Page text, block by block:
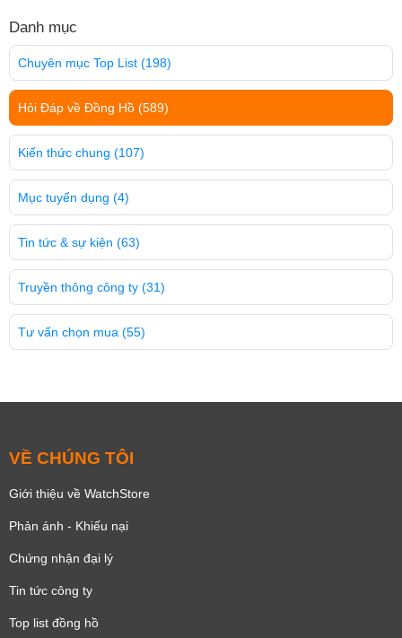
Danh mục
Chuyên mục Top List (198)
Hỏi Đáp về Đồng Hồ (589)
Kiến thức chung (107)
Mục tuyển dụng (4)
Tin tức & sự kiện (63)
Truyền thông công ty (31)
Tư vấn chọn mua (55)
VỀ CHÚNG TÔI
Giới thiệu về WatchStore
Phản ánh - Khiếu nại
Chứng nhận đại lý
Tin tức công ty
Top list đồng hồ